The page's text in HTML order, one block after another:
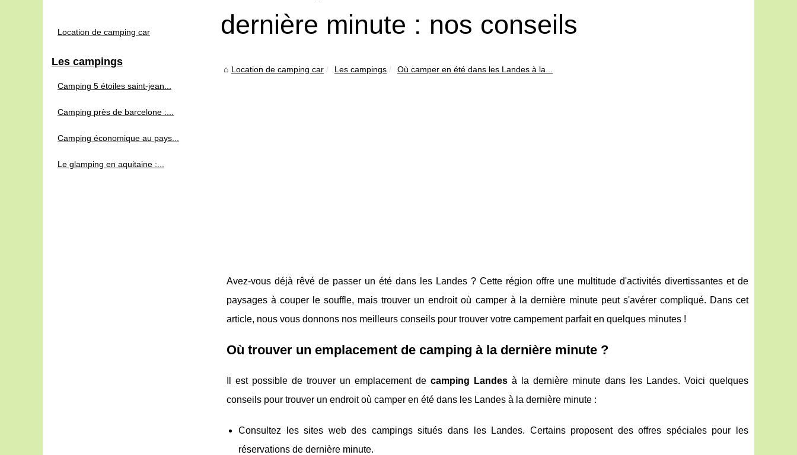
dernière minute : nos conseils
Location de camping car Les campings Où camper en été dans les Landes à la...
Avez-vous déjà rêvé de passer un été dans les Landes ? Cette région offre une multitude d'activités divertissantes et de
paysages à couper le souffle, mais trouver un endroit où camper à la dernière minute peut s'avérer compliqué. Dans cet
article, nous vous donnons nos meilleurs conseils pour trouver votre campement parfait en quelques minutes !
Où trouver un emplacement de camping à la dernière minute ?
Il est possible de trouver un emplacement de camping Landes à la dernière minute dans les Landes. Voici quelques
conseils pour trouver un endroit où camper en été dans les Landes à la dernière minute :
Consultez les sites web des campings situés dans les Landes. Certains proposent des offres spéciales pour les
réservations de dernière minute.
Location de camping car
Les campings
Camping 5 étoiles saint-jean...
Camping près de barcelone :...
Camping économique au pays...
Le glamping en aquitaine :...